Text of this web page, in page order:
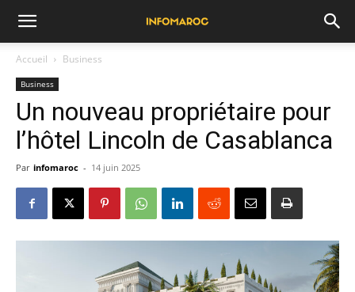
Accueil Business
Business
Un nouveau propriétaire pour
l’hôtel Lincoln de Casablanca
Par infomaroc - 14 juin 2025